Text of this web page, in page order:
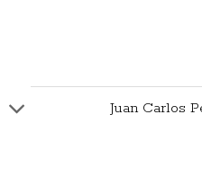
Juan Carlos